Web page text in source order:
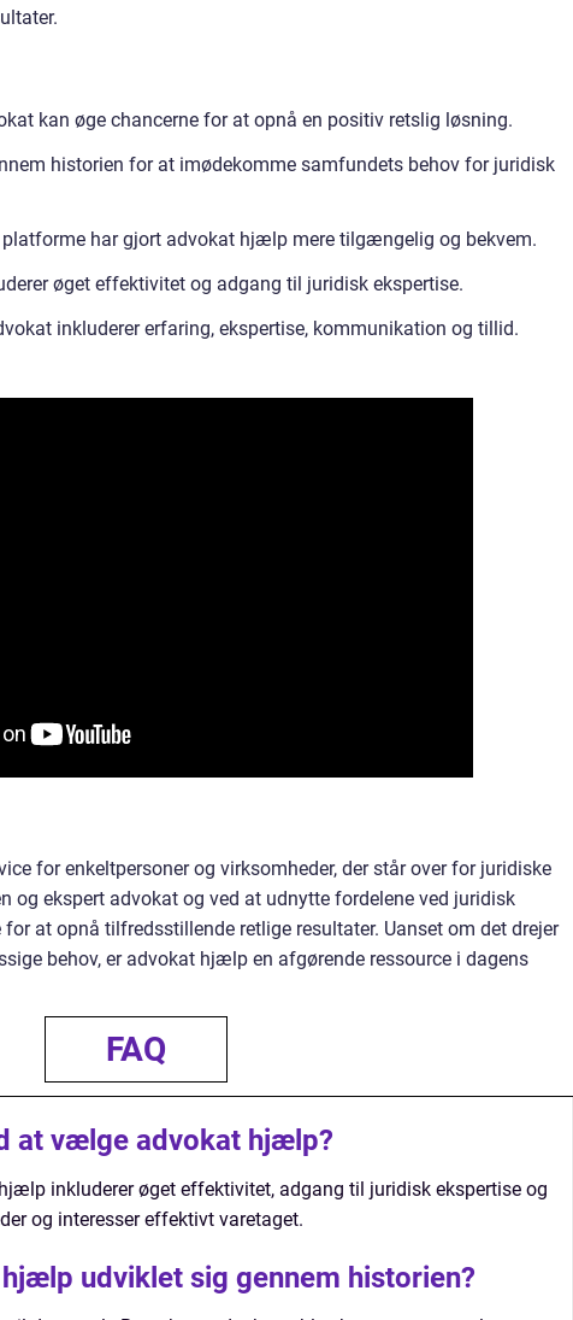
kan øge chancerne for at opnå en positiv retslig løsning.
historien for at imødekomme samfundets behov for juridisk
har gjort advokat hjælp mere tilgængelig og bekvem.
øget effektivitet og adgang til juridisk ekspertise.
inkluderer erfaring, ekspertise, kommunikation og tillid.
for enkeltpersoner og virksomheder, der står over for juridiske
og ekspert advokat og ved at udnytte fordelene ved juridisk
at opnå tilfredsstillende retlige resultater. Uanset om det drejer
behov, er advokat hjælp en afgørende ressource i dagens
FAQ
at vælge advokat hjælp?
inkluderer øget effektivitet, adgang til juridisk ekspertise og
og interesser effektivt varetaget.
udviklet sig gennem historien?